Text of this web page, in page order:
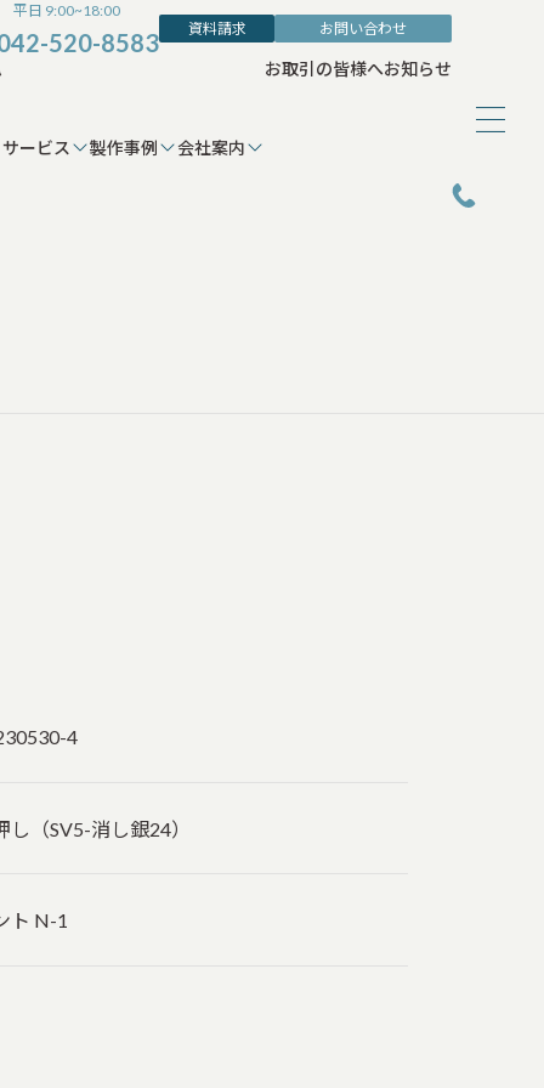
平日 9:00~18:00
520-8583 資料請求 お問い合わせ
サービス 製作事例 会社案内
お取引の皆様へお知らせ
4
し（SV5-消し銀24）
ト N-1